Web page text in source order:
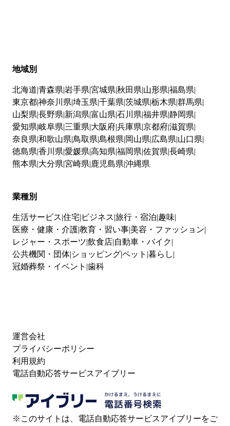
地域別
北海道 青森県 岩手県 宮城県 秋田県 山形県 福島県
東京都神奈川県 埼玉県 千葉県 茨城県 栃木県 群馬県
山梨県 長野県 新潟県 富山県 石川県 福井県 静岡県
愛知県 岐阜県 三重県 大阪府兵庫県 京都府滋賀県
奈良県 和歌山県 鳥取県 島根県 岡山県 広島県 山口県
徳島県 香川県 愛媛県 高知県 福岡県 佐賀県 長崎県
熊本県 大分県 宮崎県 鹿児島県 沖縄県
業種別
生活サービス 住宅 ビジネス 旅行・宿泊 趣味
医療・健康・介護教育・習い事 美容・ファッション
レジャー・スポーツ 飲食店 自動車・バイク
公共機関・団体 ショッピングペット 暮らし
冠婚葬祭・イベント 歯科
運営会社
プライバシーポリシー
利用規約
電話自動応答サービスアイブリー
※このサイトは、電話自動応答サービスアイブリーをご